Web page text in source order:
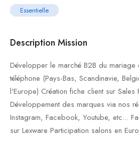
Essentielle
Description Mission
Développer le marché B2B du
téléphone (Pays-Bas, Scandinavie,
l'Europe) Création fiche client sur
Développement des marques via nos
Instagram, Facebook, Youtube, etc...
sur Lexware Participation salons en